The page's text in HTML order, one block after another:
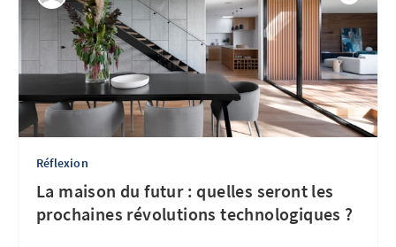
Réflexion
La maison du futur : quelles seront les
prochaines révolutions technologiques ?